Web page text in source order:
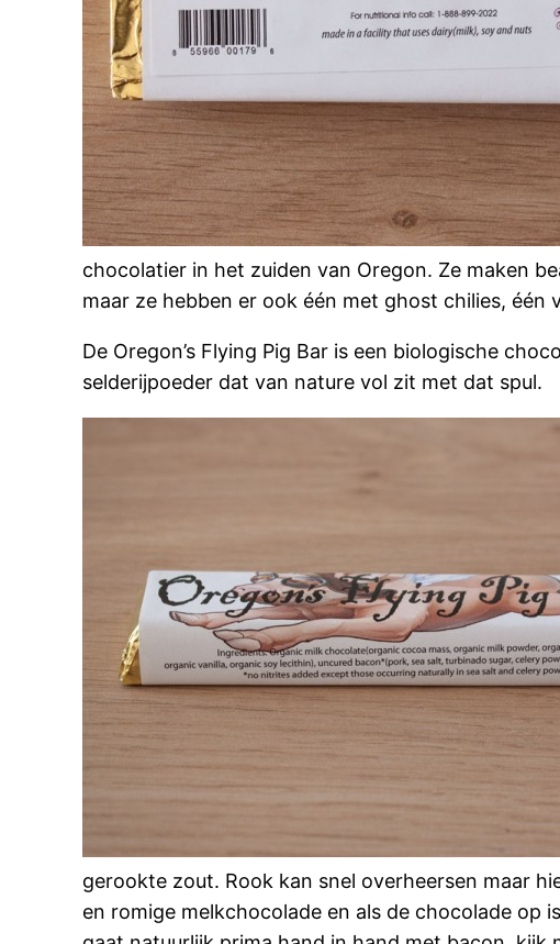
chocolatier in het zuiden van Oregon. Ze maken
maar ze hebben er ook één met ghost chilies, één
De Oregon’s Flying Pig Bar is een biologische
selderijpoeder dat van nature vol zit met dat spul.
gerookte zout. Rook kan snel overheersen maar
en romige melkchocolade en als de chocolade op